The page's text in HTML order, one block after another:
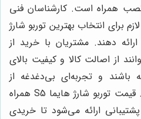
همراه است. کارشناسان فنی
برای انتخاب بهترین توربو شارژ
دهند. مشتریان با خرید از
از اصالت کالا و کیفیت بالای
باشند و تجربه‌ای بی‌دغدغه از
ارتقای خودرو خود کسب کنند. قیمت توربو شارژ هایما S5 همراه
ارائه می‌شود تا خریدی